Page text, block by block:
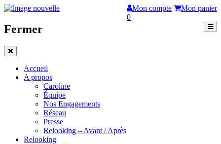
Mon compte
Mon panier
0
Fermer
Accueil
A propos
Caroline
Équipe
Nos Engagements
Réseau
Presse
Relooking – Avant / Après
Relooking